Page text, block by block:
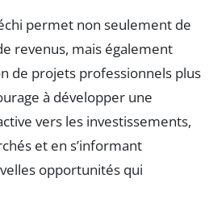
permet non seulement de
revenus, mais également
de projets professionnels plus
à développer une
vers les investissements,
et en s’informant
opportunités qui